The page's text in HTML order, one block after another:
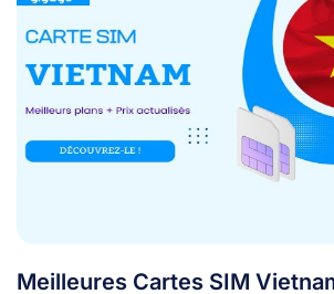
Meilleures Cartes SIM